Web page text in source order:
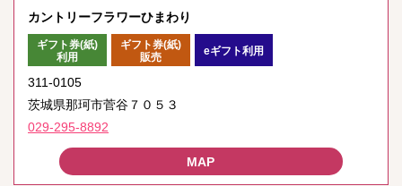
カントリーフラワーひまわり
ギフト券(紙)
利用
ギフト券(紙)
販売
eギフト利用
311-0105
茨城県那珂市菅谷７０５３
029-295-8892